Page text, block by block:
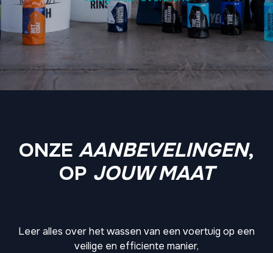
ONZE AANBEVELINGEN,
OP JOUW MAAT
Leer alles over het wassen van een voertuig op een
veilige en efficiente manier,